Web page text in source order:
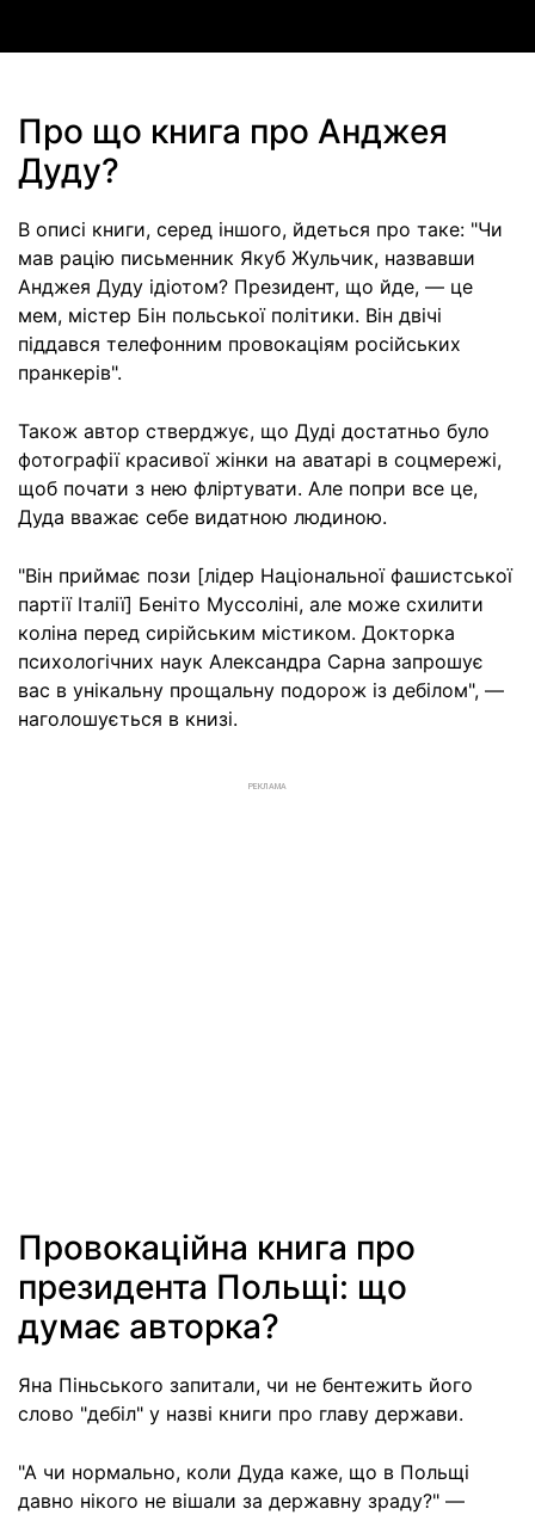
Про що книга про Анджея
Дуду?
В описі книги, серед іншого, йдеться про таке: "Чи
мав рацію письменник Якуб Жульчик, назвавши
Анджея Дуду ідіотом? Президент, що йде, — це
мем, містер Бін польської політики. Він двічі
піддався телефонним провокаціям російських
пранкерів".
Також автор стверджує, що Дуді достатньо було
фотографії красивої жінки на аватарі в соцмережі,
щоб почати з нею фліртувати. Але попри все це,
Дуда вважає себе видатною людиною.
"Він приймає пози [лідер Національної фашистської
партії Італії] Беніто Муссоліні, але може схилити
коліна перед сирійським містиком. Докторка
психологічних наук Александра Сарна запрошує
вас в унікальну прощальну подорож із дебілом", —
наголошується в книзі.
РЕКЛАМА
Провокаційна книга про
президента Польщі: що
думає авторка?
Яна Піньського запитали, чи не бентежить його
слово "дебіл" у назві книги про главу держави.
"А чи нормально, коли Дуда каже, що в Польщі
давно нікого не вішали за державну зраду?" —